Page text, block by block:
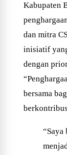
Kabupaten
dan mitra
inisiatif
dengan
bersama
“Saya